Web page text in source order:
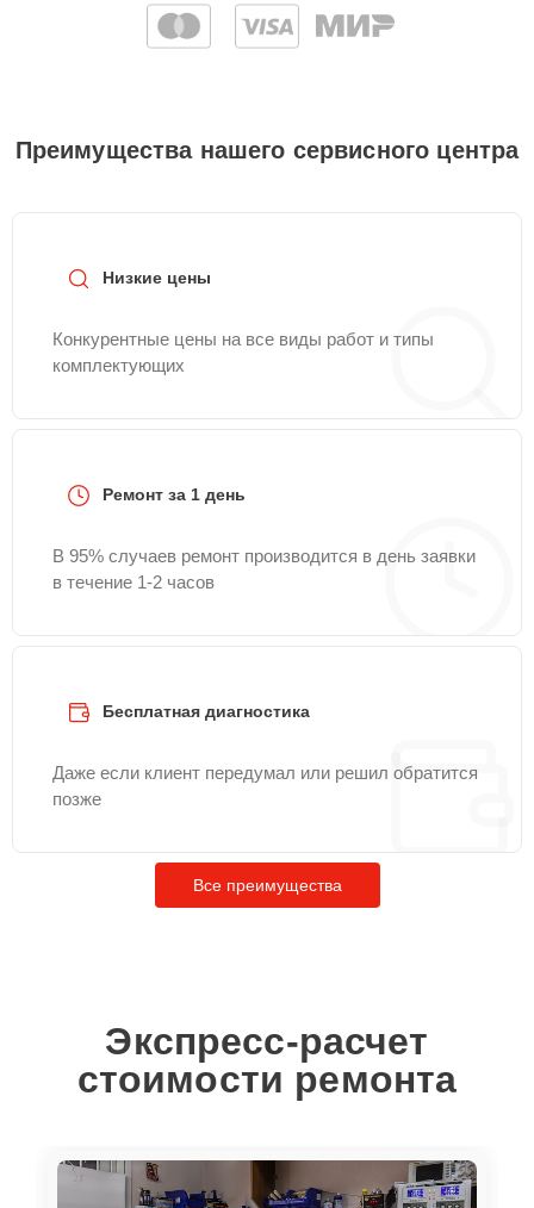
Преимущества нашего сервисного центра
Низкие цены
Конкурентные цены на все виды работ и типы
комплектующих
Ремонт за 1 день
В 95% случаев ремонт производится в день заявки
в течение 1-2 часов
Бесплатная диагностика
Даже если клиент передумал или решил обратится
позже
Все преимущества
Экспресс-расчет
стоимости ремонта